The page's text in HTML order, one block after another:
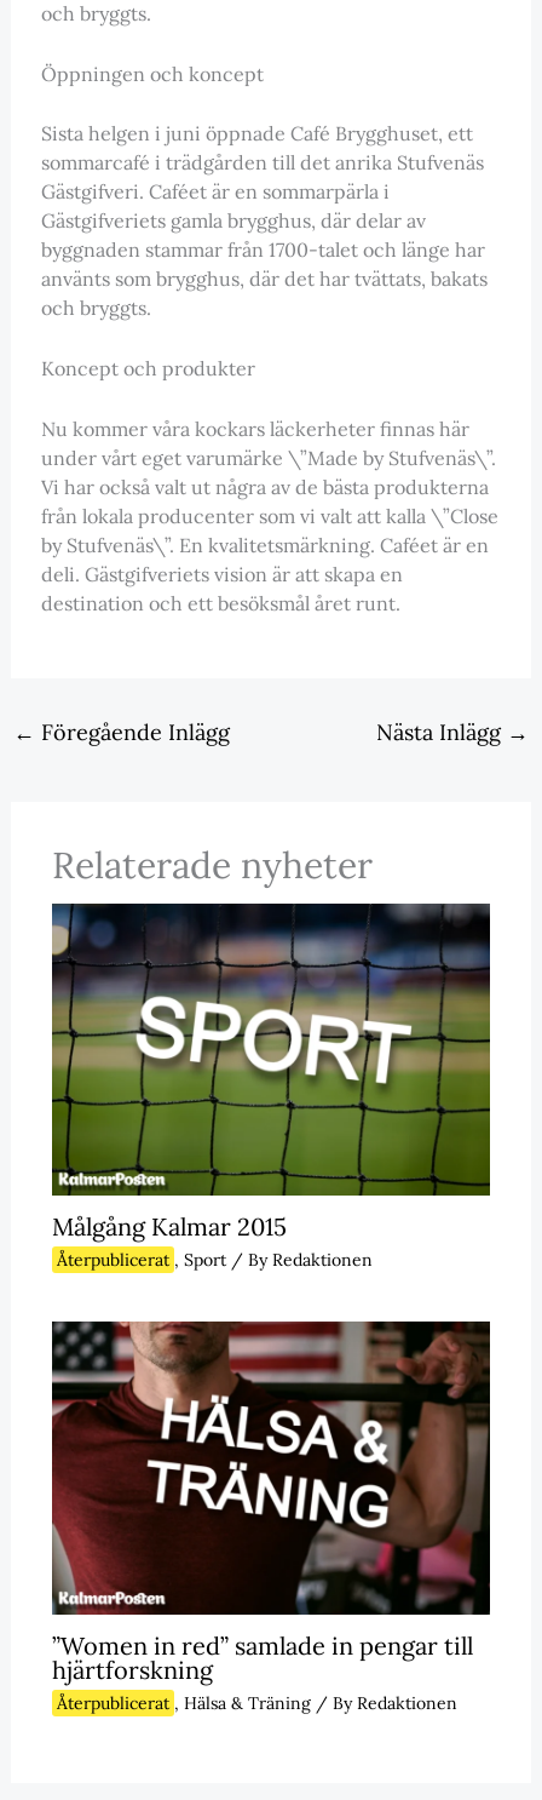
och bryggts.
Öppningen och koncept
Sista helgen i juni öppnade Café Brygghuset, ett
sommarcafé i trädgården till det anrika Stufvenäs
Gästgifveri. Caféet är en sommarpärla i
Gästgifveriets gamla brygghus, där delar av
byggnaden stammar från 1700-talet och länge har
använts som brygghus, där det har tvättats, bakats
och bryggts.
Koncept och produkter
Nu kommer våra kockars läckerheter finnas här
under vårt eget varumärke \”Made by Stufvenäs\”.
Vi har också valt ut några av de bästa produkterna
från lokala producenter som vi valt att kalla \”Close
by Stufvenäs\”. En kvalitetsmärkning. Caféet är en
deli. Gästgifveriets vision är att skapa en
destination och ett besöksmål året runt.
← Föregående Inlägg Nästa Inlägg →
Relaterade nyheter
Målgång Kalmar 2015
Återpublicerat , Sport/ ByRedaktionen
”Women in red” samlade in pengar till
hjärtforskning
Återpublicerat , Hälsa & Träning/ ByRedaktionen